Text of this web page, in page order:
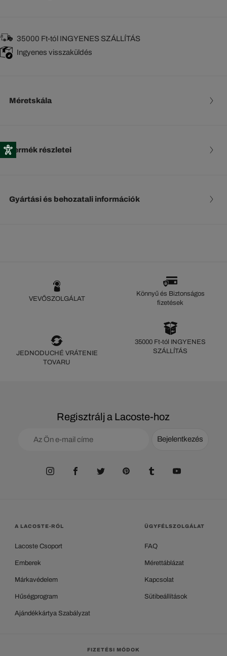
35000 Ft-tól INGYENES SZÁLLÍTÁS
Ingyenes visszaküldés
Méretskála
Termék részletei
Gyártási és behozatali információk
VEVŐSZOLGÁLAT
Könnyű és Biztonságos
fizetések
JEDNODUCHÉ VRÁTENIE
TOVARU
35000 Ft-tól INGYENES
SZÁLLÍTÁS
Regisztrálj a Lacoste-hoz
Bejelentkezés
A LACOSTE-RÓL
Lacoste Csoport
Emberek
Márkavédelem
Hűségprogram
Ajándékkártya Szabályzat
ÜGYFÉLSZOLGÁLAT
FAQ
Mérettáblázat
Kapcsolat
Sütibeállítások
FIZETÉSI MÓDOK